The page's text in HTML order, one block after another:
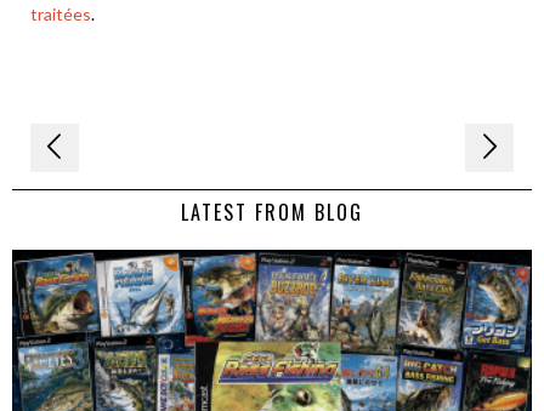
traitées.
Navigation
de LATEST FROM BLOG